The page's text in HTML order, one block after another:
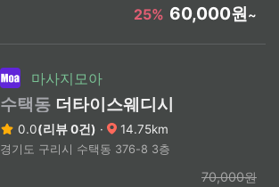
25% 60,000원~
마사지모아
수택동 더타이스웨디시
0.0(리뷰 0건) · 14.75km
경기도 구리시 수택동 376-8 3층
70,000원